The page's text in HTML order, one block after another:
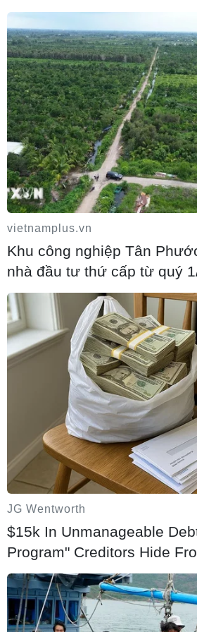
từng có tiền án, tiền sự.
Trong chiến dịch đặc biệt này, các
100 ấnphẩm tuyên truyền hoạt động
Sở An ninh Chiumen đã khởi tố vụ án
khủng bốnày.
Trước đó, chính quyền Liên bang Nga
Islami" làtổ chức khủng bố và cấm tổ
thổ Nga./.
(TTXVN/Vietnam+)
#Nga #Hizb ut-Tahrir al-Islami #Khủng bố
Twitter Lưu bài viết Copy link
Theo dõi VietnamPlus
Tin cùng chuyên mục
Tấn công gây nhiều
và Ukraine
vietnamplus.vn
Khu công nghiệp Tân
nhà đầu tư thứ cấp từ quý
JG Wentworth
$15k In Unmanageable
Program" Creditors Hide